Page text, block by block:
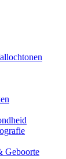
Geboorte